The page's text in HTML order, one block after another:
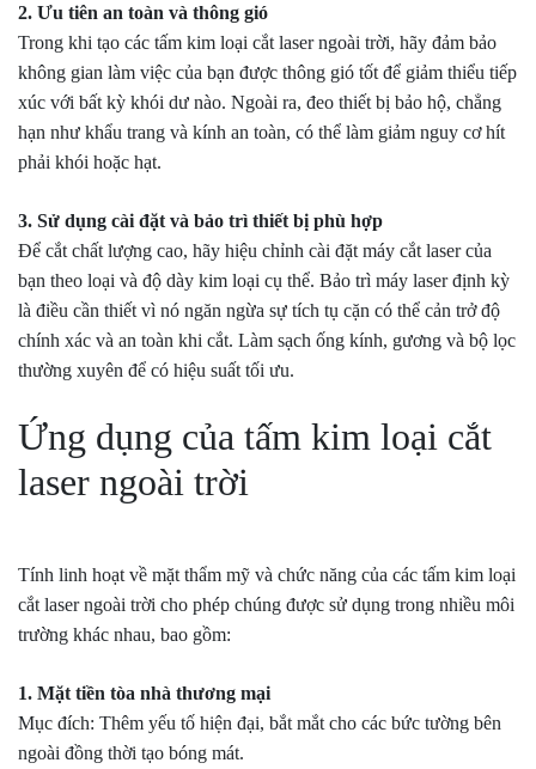
2. Ưu tiên an toàn và thông gió
Trong khi tạo các tấm kim loại cắt laser ngoài trời, hãy đảm bảo
không gian làm việc của bạn được thông gió tốt để giảm thiểu tiếp
xúc với bất kỳ khói dư nào. Ngoài ra, đeo thiết bị bảo hộ, chẳng
hạn như khẩu trang và kính an toàn, có thể làm giảm nguy cơ hít
phải khói hoặc hạt.
3. Sử dụng cài đặt và bảo trì thiết bị phù hợp
Để cắt chất lượng cao, hãy hiệu chỉnh cài đặt máy cắt laser của
bạn theo loại và độ dày kim loại cụ thể. Bảo trì máy laser định kỳ
là điều cần thiết vì nó ngăn ngừa sự tích tụ cặn có thể cản trở độ
chính xác và an toàn khi cắt. Làm sạch ống kính, gương và bộ lọc
thường xuyên để có hiệu suất tối ưu.
Ứng dụng của tấm kim loại cắt
laser ngoài trời
Tính linh hoạt về mặt thẩm mỹ và chức năng của các tấm kim loại
cắt laser ngoài trời cho phép chúng được sử dụng trong nhiều môi
trường khác nhau, bao gồm:
1. Mặt tiền tòa nhà thương mại
Mục đích: Thêm yếu tố hiện đại, bắt mắt cho các bức tường bên
ngoài đồng thời tạo bóng mát.